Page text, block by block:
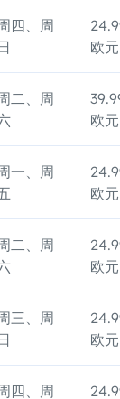
四、周
欧元
二、周
欧元
一、周
欧元
二、周
欧元
三、周
欧元
四、周